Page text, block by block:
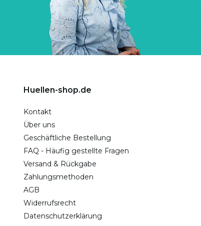
Huellen-shop.de
Kontakt
Über uns
Geschäftliche Bestellung
FAQ - Häufig gestellte Fragen
Versand & Rückgabe
Zahlungsmethoden
AGB
Widerrufsrecht
Datenschutzerklärung